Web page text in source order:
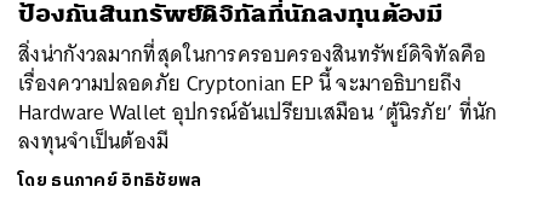
ป้องกันสินทรัพย์ดิจิทัลที่นักลงทุนต้องมี
สิ่งน่ากังวลมากที่สุดในการครอบครองสินทรัพย์ดิจิทัลคือ
เรื่องความปลอดภัย Cryptonian EP นี้ จะมาอธิบายถึง
Hardware Wallet อุปกรณ์อันเปรียบเสมือน ‘ตู้นิรภัย’ ที่นัก
ลงทุนจำเป็นต้องมี
โดย ธนภาคย์ อิทธิชัยพล